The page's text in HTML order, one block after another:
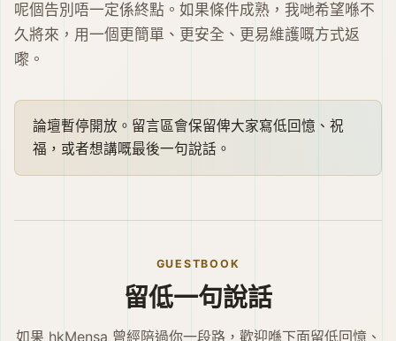
呢個告別唔一定係終點。如果條件成熟，我哋希望喺不
久將來，用一個更簡單、更安全、更易維護嘅方式返
嚟。
論壇暫停開放。留言區會保留俾大家寫低回憶、祝
福，或者想講嘅最後一句說話。
GUESTBOOK
留低一句說話
如果 hkMensa 曾經陪過你一段路，歡迎喺下面留低回憶、